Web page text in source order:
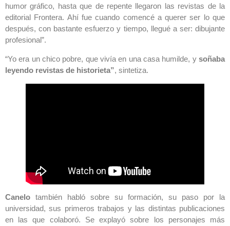
humor gráfico, hasta que de repente llegaron las revistas de la
editorial Frontera. Ahí fue cuando comencé a querer ser lo que
después, con bastante esfuerzo y tiempo, llegué a ser: dibujante
profesional”.
“Yo era un chico pobre, que vivía en una casa humilde, y soñaba
leyendo revistas de historieta”, sintetiza.
Canelo también habló sobre su formación, su paso por la
universidad, sus primeros trabajos y las distintas publicaciones
en las que colaboró. Se explayó sobre los personajes más